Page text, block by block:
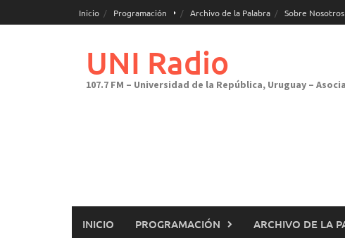
al
Inicio Programación Archivo de la Palabra Sobre Nosotros
UNI Radio
107.7 FM – Universidad de la República, Uruguay –
INICIO PROGRAMACIÓN ARCHIVO DE LA